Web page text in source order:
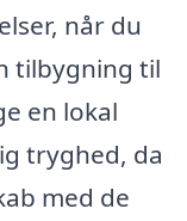
når du
tilbygning til
en lokal
tryghed, da
med de